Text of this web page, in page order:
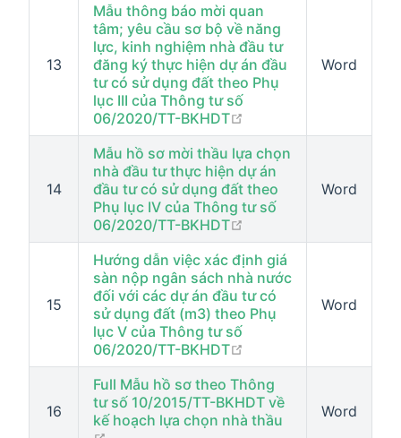
13
Mẫu thông báo mời quan
tâm; yêu cầu sơ bộ về năng
lực, kinh nghiệm nhà đầu tư
đăng ký thực hiện dự án đầu
tư có sử dụng đất theo Phụ
lục III của Thông tư số
06/2020/TT-BKHDT
Word
14
Mẫu hồ sơ mời thầu lựa chọn
nhà đầu tư thực hiện dự án
đầu tư có sử dụng đất theo
Phụ lục IV của Thông tư số
06/2020/TT-BKHDT
Word
15
Hướng dẫn việc xác định giá
sàn nộp ngân sách nhà nước
đối với các dự án đầu tư có
sử dụng đất (m3) theo Phụ
lục V của Thông tư số
06/2020/TT-BKHDT
Word
16
Full Mẫu hồ sơ theo Thông
tư số 10/2015/TT-BKHDT về
kế hoạch lựa chọn nhà thầu
Word